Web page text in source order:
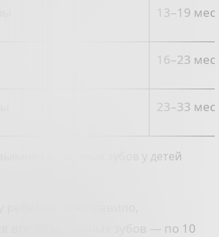
13–19
16–23
23–33
ребёнка, как правило,
все 20 молочных зубов — по 10